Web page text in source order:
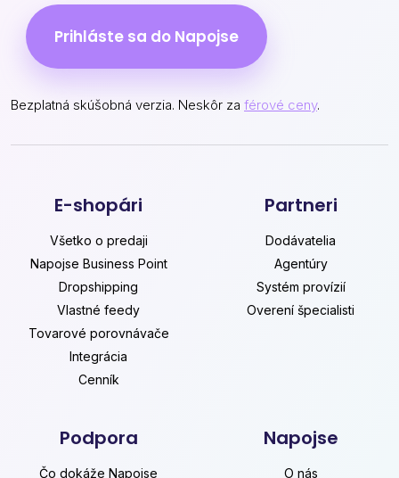
Prihláste sa do Napojse
Bezplatná skúšobná verzia. Neskôr za férové ceny.
E-shopári
Všetko o predaji
Napojse Business Point
Dropshipping
Vlastné feedy
Tovarové porovnávače
Integrácia
Cenník
Partneri
Dodávatelia
Agentúry
Systém provízií
Overení špecialisti
Podpora
Čo dokáže Napojse
Napojse
O nás